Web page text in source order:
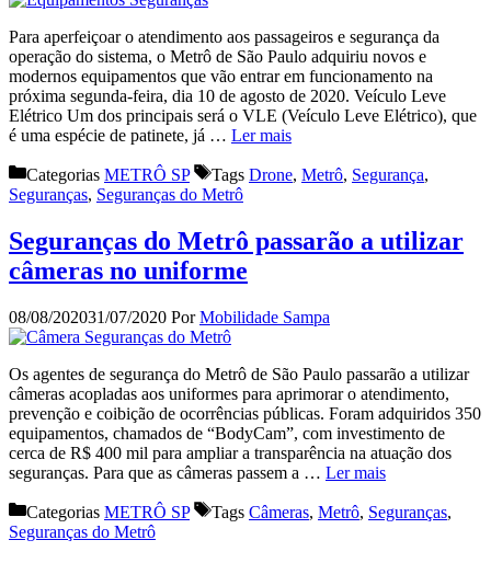
Para aperfeiçoar o atendimento aos passageiros e segurança da
operação do sistema, o Metrô de São Paulo adquiriu novos e
modernos equipamentos que vão entrar em funcionamento na
próxima segunda-feira, dia 10 de agosto de 2020. Veículo Leve
Elétrico Um dos principais será o VLE (Veículo Leve Elétrico), que
é uma espécie de patinete, já … Ler mais
Categorias METRÔ SP Tags Drone, Metrô, Segurança,
Seguranças, Seguranças do Metrô
Seguranças do Metrô passarão a utilizar
câmeras no uniforme
08/08/202031/07/2020 PorMobilidade Sampa
Os agentes de segurança do Metrô de São Paulo passarão a utilizar
câmeras acopladas aos uniformes para aprimorar o atendimento,
prevenção e coibição de ocorrências públicas. Foram adquiridos 350
equipamentos, chamados de “BodyCam”, com investimento de
cerca de R$ 400 mil para ampliar a transparência na atuação dos
seguranças. Para que as câmeras passem a … Ler mais
Categorias METRÔ SP Tags Câmeras, Metrô, Seguranças,
Seguranças do Metrô